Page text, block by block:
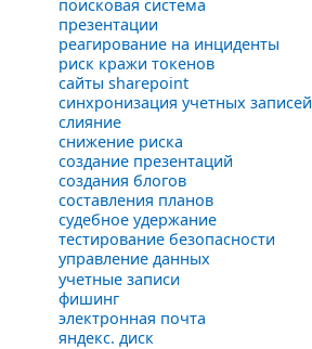
поисковая система
презентации
реагирование на инциденты
риск кражи токенов
сайты sharepoint
синхронизация учетных записей
слияние
снижение риска
создание презентаций
создания блогов
составления планов
судебное удержание
тестирование безопасности
управление данных
учетные записи
фишинг
электронная почта
яндекс. диск